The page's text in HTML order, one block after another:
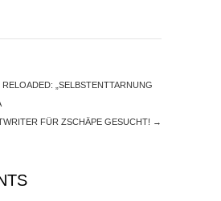
„SELBSTENTTARNUNG
FÜR ZSCHÄPE GESUCHT! →